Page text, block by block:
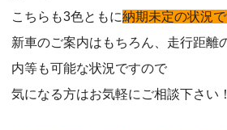
こちらも3色ともに納期未定の状況で
新車のご案内はもちろん、走行距離
内等も可能な状況ですので
気になる方はお気軽にご相談下さい！